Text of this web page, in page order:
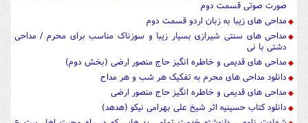
صورت صوتی قسمت دوم
مداحی های زیبا به زبان اردو قسمت دوم
مداحی های سنتی شیرازی بسیار زیبا و سوزناک مناسب برای محرم / مداحی
دشتی با نی
مداحی های قدیمی و خاطره انگیز حاج منصور ارضی (بخش دوم)
دانلود مداحی های محرم به تفکیک هر شب و هر مداح
مداحی های قدیمی و خاطره انگیز حاج منصور ارضی
دانلود کتاب حسینیه اثر شیخ علی بهرامی نیکو (هدهد)